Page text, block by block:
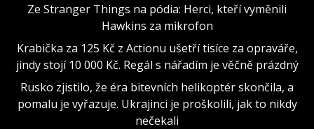
Ze Stranger Things na pódia: Herci, kteří vyměnili
Hawkins za mikrofon
Krabička za 125 Kč z Actionu ušetří tisíce za opraváře,
jindy stojí 10 000 Kč. Regál s nářadím je věčně prázdný
Rusko zjistilo, že éra bitevních helikoptér skončila, a
pomalu je vyřazuje. Ukrajinci je proškolili, jak to nikdy
nečekali